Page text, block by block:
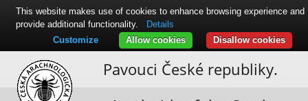
Pavouci České republiky.
This website makes use of cookies to enhance browsing experience and
provide additional functionality.
Details
Disallow cookies
Allow cookies
Customize